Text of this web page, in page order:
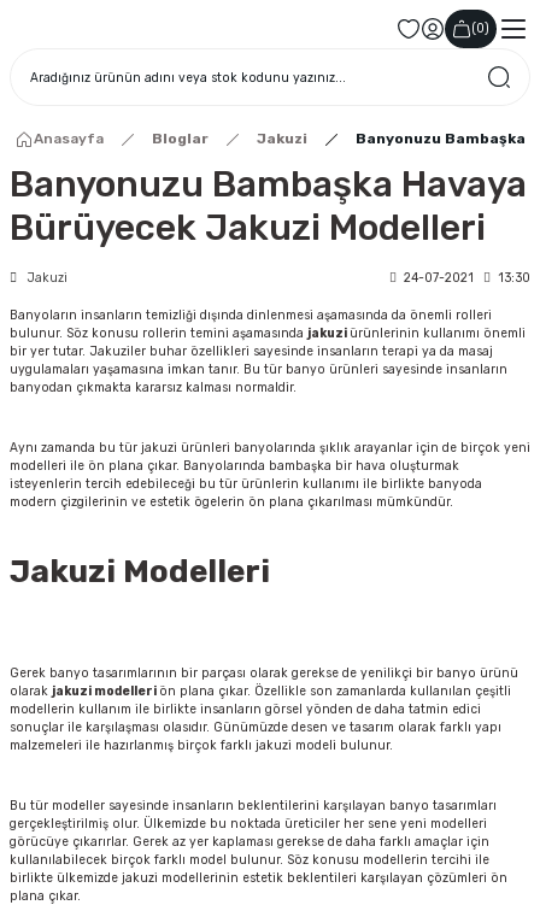
(0)
Anasayfa Bloglar Jakuzi Banyonuzu Bambaşka
Banyonuzu Bambaşka Havaya
Bürüyecek Jakuzi Modelleri
Jakuzi 24-07-2021 13:30
Banyoların insanların temizliği dışında dinlenmesi aşamasında da önemli rolleri
bulunur. Söz konusu rollerin temini aşamasında jakuzi ürünlerinin kullanımı önemli
bir yer tutar. Jakuziler buhar özellikleri sayesinde insanların terapi ya da masaj
uygulamaları yaşamasına imkan tanır. Bu tür banyo ürünleri sayesinde insanların
banyodan çıkmakta kararsız kalması normaldir.
Aynı zamanda bu tür jakuzi ürünleri banyolarında şıklık arayanlar için de birçok yeni
modelleri ile ön plana çıkar. Banyolarında bambaşka bir hava oluşturmak
isteyenlerin tercih edebileceği bu tür ürünlerin kullanımı ile birlikte banyoda
modern çizgilerinin ve estetik ögelerin ön plana çıkarılması mümkündür.
Jakuzi Modelleri
Gerek banyo tasarımlarının bir parçası olarak gerekse de yenilikçi bir banyo ürünü
olarak jakuzi modelleri ön plana çıkar. Özellikle son zamanlarda kullanılan çeşitli
modellerin kullanım ile birlikte insanların görsel yönden de daha tatmin edici
sonuçlar ile karşılaşması olasıdır. Günümüzde desen ve tasarım olarak farklı yapı
malzemeleri ile hazırlanmış birçok farklı jakuzi modeli bulunur.
Bu tür modeller sayesinde insanların beklentilerini karşılayan banyo tasarımları
gerçekleştirilmiş olur. Ülkemizde bu noktada üreticiler her sene yeni modelleri
görücüye çıkarırlar. Gerek az yer kaplaması gerekse de daha farklı amaçlar için
kullanılabilecek birçok farklı model bulunur. Söz konusu modellerin tercihi ile
birlikte ülkemizde jakuzi modellerinin estetik beklentileri karşılayan çözümleri ön
plana çıkar.